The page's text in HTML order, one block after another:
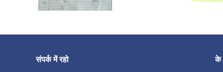
संपर्क में रहो के